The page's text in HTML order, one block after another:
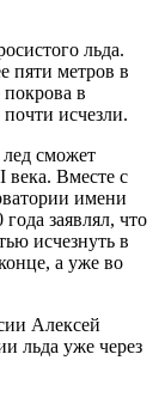
льда.
пяти метров в
покрова в
исчезли.
сможет
века. Вместе с
имени
заявлял, что
исчезнуть в
а уже во
Алексей
льда уже через